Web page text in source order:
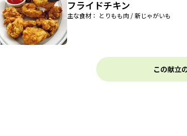
フライドチキン
主な食材： とりもも肉 / 新じゃがいも
この献立